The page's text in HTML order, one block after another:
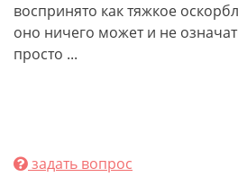
воспринято как тяжкое
оно ничего может и не
просто ...
задать вопрос